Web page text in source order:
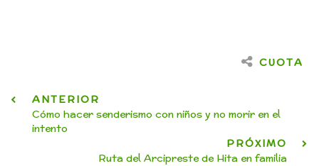
CUOTA
ANTERIOR
Cómo hacer senderismo con niños y no morir en el
intento
PRÓXIMO
Ruta del Arcipreste de Hita en familia